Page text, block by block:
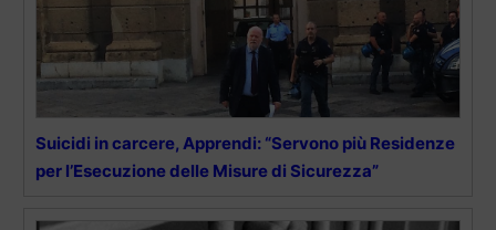
Suicidi in carcere, Apprendi: “Servono più Residenze
per l’Esecuzione delle Misure di Sicurezza”